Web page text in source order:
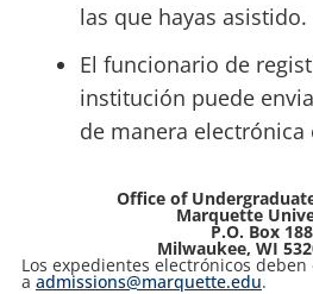
las que hayas asistido.
El funcionario de
institución puede
de manera
Office of
Marquette
P.O. Box
Milwaukee, WI
Los expedientes electrónicos deben
a admissions@marquette.edu.